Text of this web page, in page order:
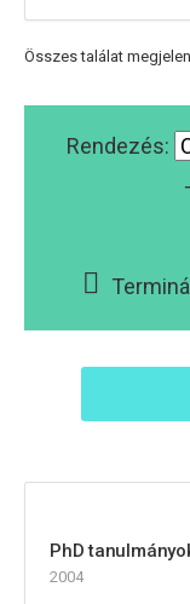
Összes találat
Rendezés:
PhD
2004